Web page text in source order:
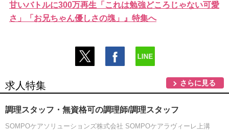
甘いバトルに300万再生「これは勉強どころじゃない可愛
さ」「お兄ちゃん優しさの塊」』特集へ
求人特集 さらに見る
調理スタッフ・無資格可の調理師/調理スタッフ
SOMPOケアソリューションズ株式会社 SOMPOケアラヴィーレ上溝